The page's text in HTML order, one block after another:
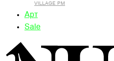
VILLAGE PM
Арт
Sale